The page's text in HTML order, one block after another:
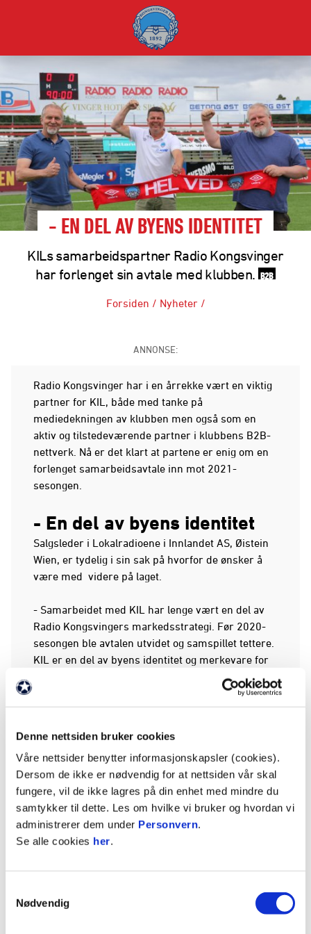
Denne nettsiden bruker cookies
Våre nettsider benytter informasjonskapsler (cookies).
Dersom de ikke er nødvendig for at nettsiden vår skal
fungere, vil de ikke lagres på din enhet med mindre du
samtykker til dette. Les om hvilke vi bruker og hvordan vi
administrerer dem under Personvern.
Se alle cookies her.
Nødvendig
- EN DEL AV BYENS IDENTITET
KILs samarbeidspartner Radio Kongsvinger
har forlenget sin avtale med klubben. B2B
Forsiden / Nyheter /
ANNONSE:
Radio Kongsvinger har i en årrekke vært en viktig
partner for KIL, både med tanke på
mediedekningen av klubben men også som en
aktiv og tilstedeværende partner i klubbens B2B-
nettverk. Nå er det klart at partene er enig om en
forlenget samarbeidsavtale inn mot 2021-
sesongen.
- En del av byens identitet
Salgsleder i Lokalradioene i Innlandet AS, Øistein
Wien, er tydelig i sin sak på hvorfor de ønsker å
være med videre på laget.
- Samarbeidet med KIL har lenge vært en del av
Radio Kongsvingers markedsstrategi. Før 2020-
sesongen ble avtalen utvidet og samspillet tettere.
KIL er en del av byens identitet og merkevare for
hele regionen, Radio Kongsvinger er en viktig
annonsører.
Wien forteller også om at i en avtale med KIL så er
det viktig at alle parter sitter igjen med merverdi.
- For oss er det viktig at samarbeid gir merverdi
for alle parter. I en utfordrende tid med nedrykk
og store restriksjoner i antall tillatte tilskuere, er
det mer naturlig enn noen gang at vi overfører
- Gledelig
Markedsansvarlig Rune Lundgren i KIL er glad for